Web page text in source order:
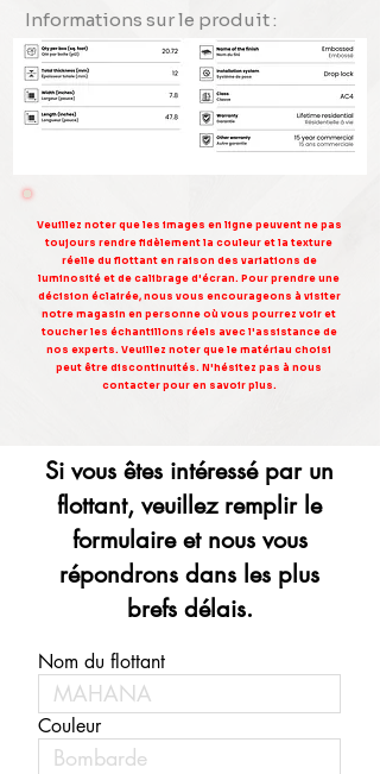
Informations sur le produit :
Veuillez noter que les images en ligne peuvent ne pas
toujours rendre fidèlement la couleur et la texture
réelle du flottant en raison des variations de
luminosité et de calibrage d'écran. Pour prendre une
décision éclairée, nous vous encourageons à visiter
notre magasin en personne où vous pourrez voir et
toucher les échantillons réels avec l'assistance de
nos experts. Veuillez noter que le matériau choisi
peut être discontinuités. N'hésitez pas à nous
contacter pour en savoir plus.
Si vous êtes intéressé par un
flottant, veuillez remplir le
formulaire et nous vous
répondrons dans les plus
brefs délais.
Nom du flottant
Couleur